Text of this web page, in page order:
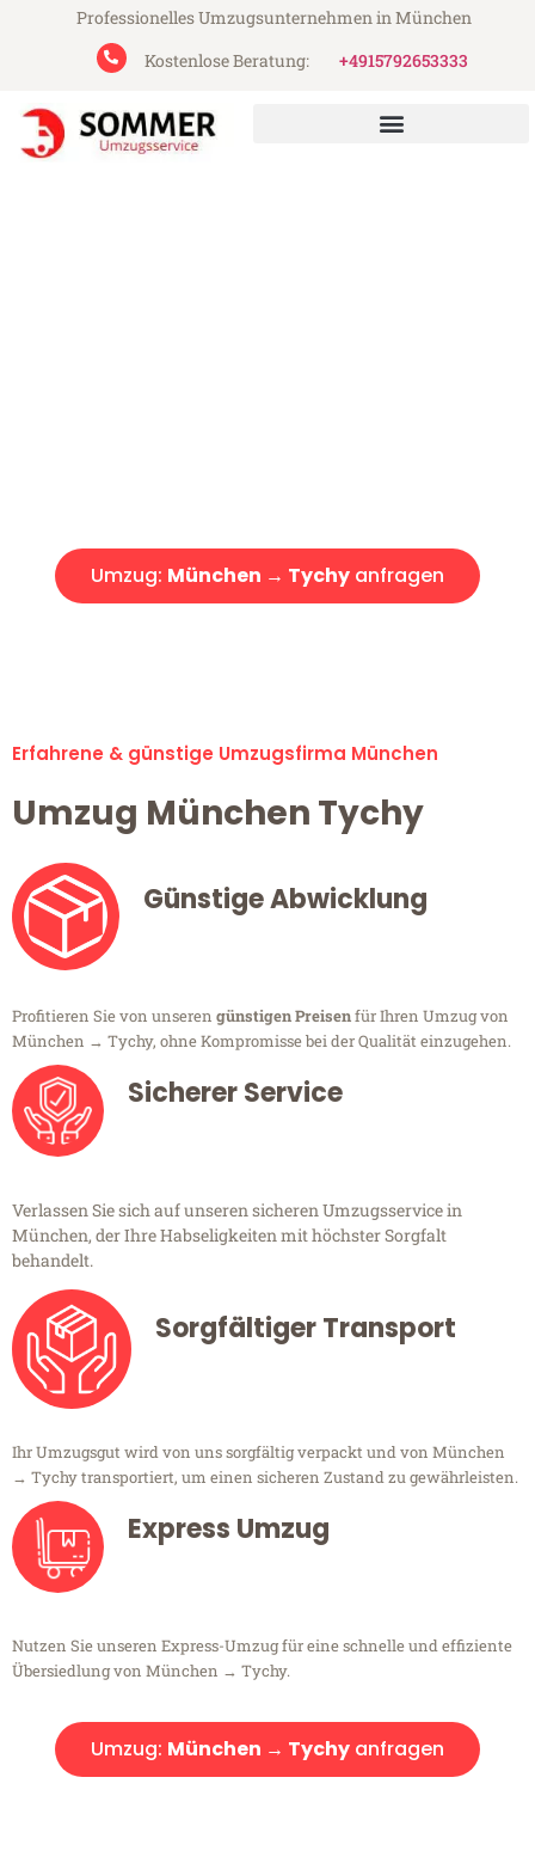
Professionelles Umzugsunternehmen in München
Kostenlose Beratung:
+4915792653333
Umzug: München → Tychy anfragen
Erfahrene & günstige Umzugsfirma München
Umzug München Tychy
Günstige Abwicklung
Profitieren Sie von unseren günstigen Preisenfür Ihren Umzug von
München → Tychy, ohne Kompromisse bei der Qualität einzugehen.
Sicherer Service
Verlassen Sie sich auf unseren sicheren Umzugsservice in
München, der Ihre Habseligkeiten mit höchster Sorgfalt
behandelt.
Sorgfältiger Transport
Ihr Umzugsgut wird von uns sorgfältig verpackt und von München
→ Tychy transportiert, um einen sicheren Zustand zu gewährleisten.
Express Umzug
Nutzen Sie unseren Express-Umzug für eine schnelle und effiziente
Übersiedlung von München → Tychy.
Umzug: München → Tychy anfragen